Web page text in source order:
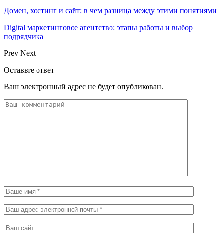
Домен, хостинг и сайт: в чем разница между этими понятиями
Digital маркетинговое агентство: этапы работы и выбор
подрядчика
Prev Next
Оставьте ответ
Ваш электронный адрес не будет опубликован.